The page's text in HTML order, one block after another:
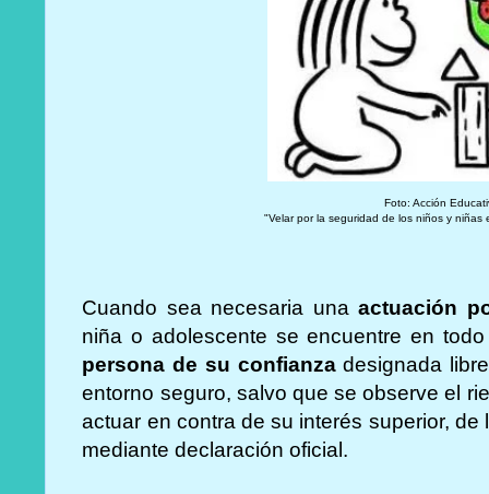
Foto: Acción
"Velar por la seguridad de los niños y niñas
Cuando sea necesaria unaactuación
niña o adolescente se encuentre en
persona de su confianzadesignada
entorno seguro, salvo que se observe el
actuar en contra de su interés superior,
mediante declaración oficial.